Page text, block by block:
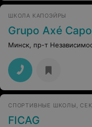
ШКОЛА КАПОЭЙРЫ
Grupo Axé
Минск, пр-т
СПОРТИВНЫЕ ШКОЛЫ,
FICAG